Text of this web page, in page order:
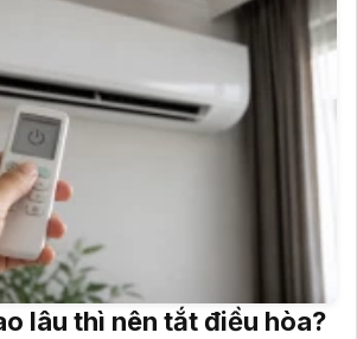
lâu thì nên tắt điều hòa?